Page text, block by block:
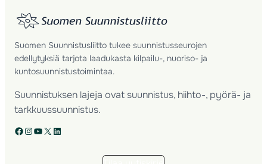
Suomen Suunnistusliitto tukee suunnistusseurojen
edellytyksiä tarjota laadukasta kilpailu-, nuoriso- ja
kuntosuunnistustoimintaa.
Suunnistuksen lajeja ovat suunnistus, hiihto-, pyörä- ja
tarkkuussuunnistus.
Facebook Instagram YouTube X LinkedIn